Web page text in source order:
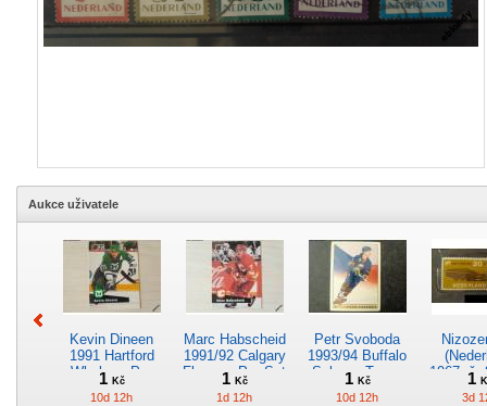
Aukce uživatele
Kevin Dineen
1991 Hartford
Whalers, Pro
Set č. 89
1 Kč
10d 12h
Marc Habscheid
1991/92 Calgary
Flames, Pro Set
č. 365
1 Kč
1d 12h
Petr Svoboda
1993/94 Buffalo
Sabres, Topps
Premier č. 324
1 Kč
10d 12h
1967, č.
1
3d